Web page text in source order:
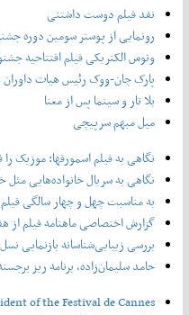
نقد فیلم دوست داشتنی
رونمایی از پوستر‌ سومین دوره
ونوس الکتریکی فیلم افتتاحیه
پارک چان-ووک رئیس هیات داوران
بلا تار و سینما پس از معنا
میل مبهم سرپیچی
نگاهی به فیلم اسمورفها: موزیک را
نگاهی به سریال خانواده‌هایی مثل
به مناسبت چهل و چهار سالگی فیلم
گزارش اختصاصی ماهنامه فیلم از
بررسی زیبایی‌شناسانه بازنمایی
حامد سلیمان‌زاده، برنامه ریز
of the Festival de Cannes